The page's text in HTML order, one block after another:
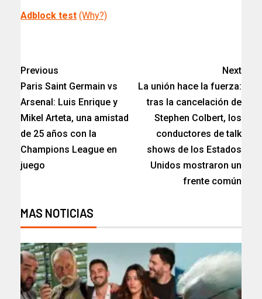
Adblock test (Why?)
Previous
Paris Saint Germain vs
Arsenal: Luis Enrique y
Mikel Arteta, una amistad
de 25 años con la
Champions League en
juego
Next
La unión hace la fuerza:
tras la cancelación de
Stephen Colbert, los
conductores de talk
shows de los Estados
Unidos mostraron un
frente común
MAS NOTICIAS